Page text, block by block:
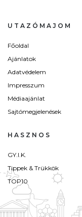
UTAZÓMAJOM
Főoldal
Ajánlatok
Adatvédelem
Impresszum
Médiaajánlat
Sajtómegjelenések
HASZNOS
GY.I.K.
Tippek & Trükkök
TOP10